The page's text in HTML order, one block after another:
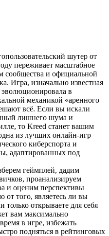
шутер от
переживает масштабное
сообщества и официальной
Игра, изначально известная
в
механикой «аренного
всё. Если вы искали
лишнего шума и
то Kreed станет вашим
из лучших онлайн-игр
киберспорта и
адаптированных под
геймплей, дадим
проанализируем
и оценим перспективы
от того, являетесь ли вы
открываете для себя
вам максимально
в игре, избежать
подняться в рейтинговых